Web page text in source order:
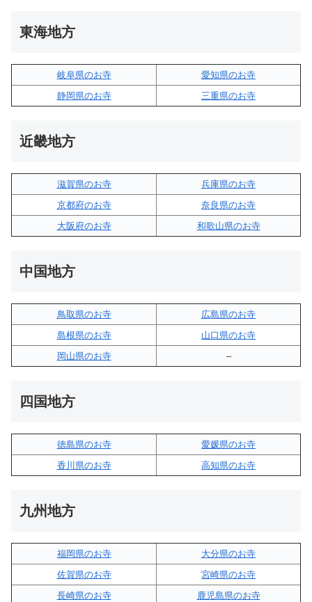
東海地方
岐阜県のお寺
愛知県のお寺
静岡県のお寺
三重県のお寺
近畿地方
滋賀県のお寺
兵庫県のお寺
京都府のお寺
奈良県のお寺
大阪府のお寺
和歌山県のお寺
中国地方
鳥取県のお寺
広島県のお寺
島根県のお寺
山口県のお寺
岡山県のお寺
–
四国地方
徳島県のお寺
愛媛県のお寺
香川県のお寺
高知県のお寺
九州地方
福岡県のお寺
大分県のお寺
佐賀県のお寺
宮崎県のお寺
長崎県のお寺
鹿児島県のお寺